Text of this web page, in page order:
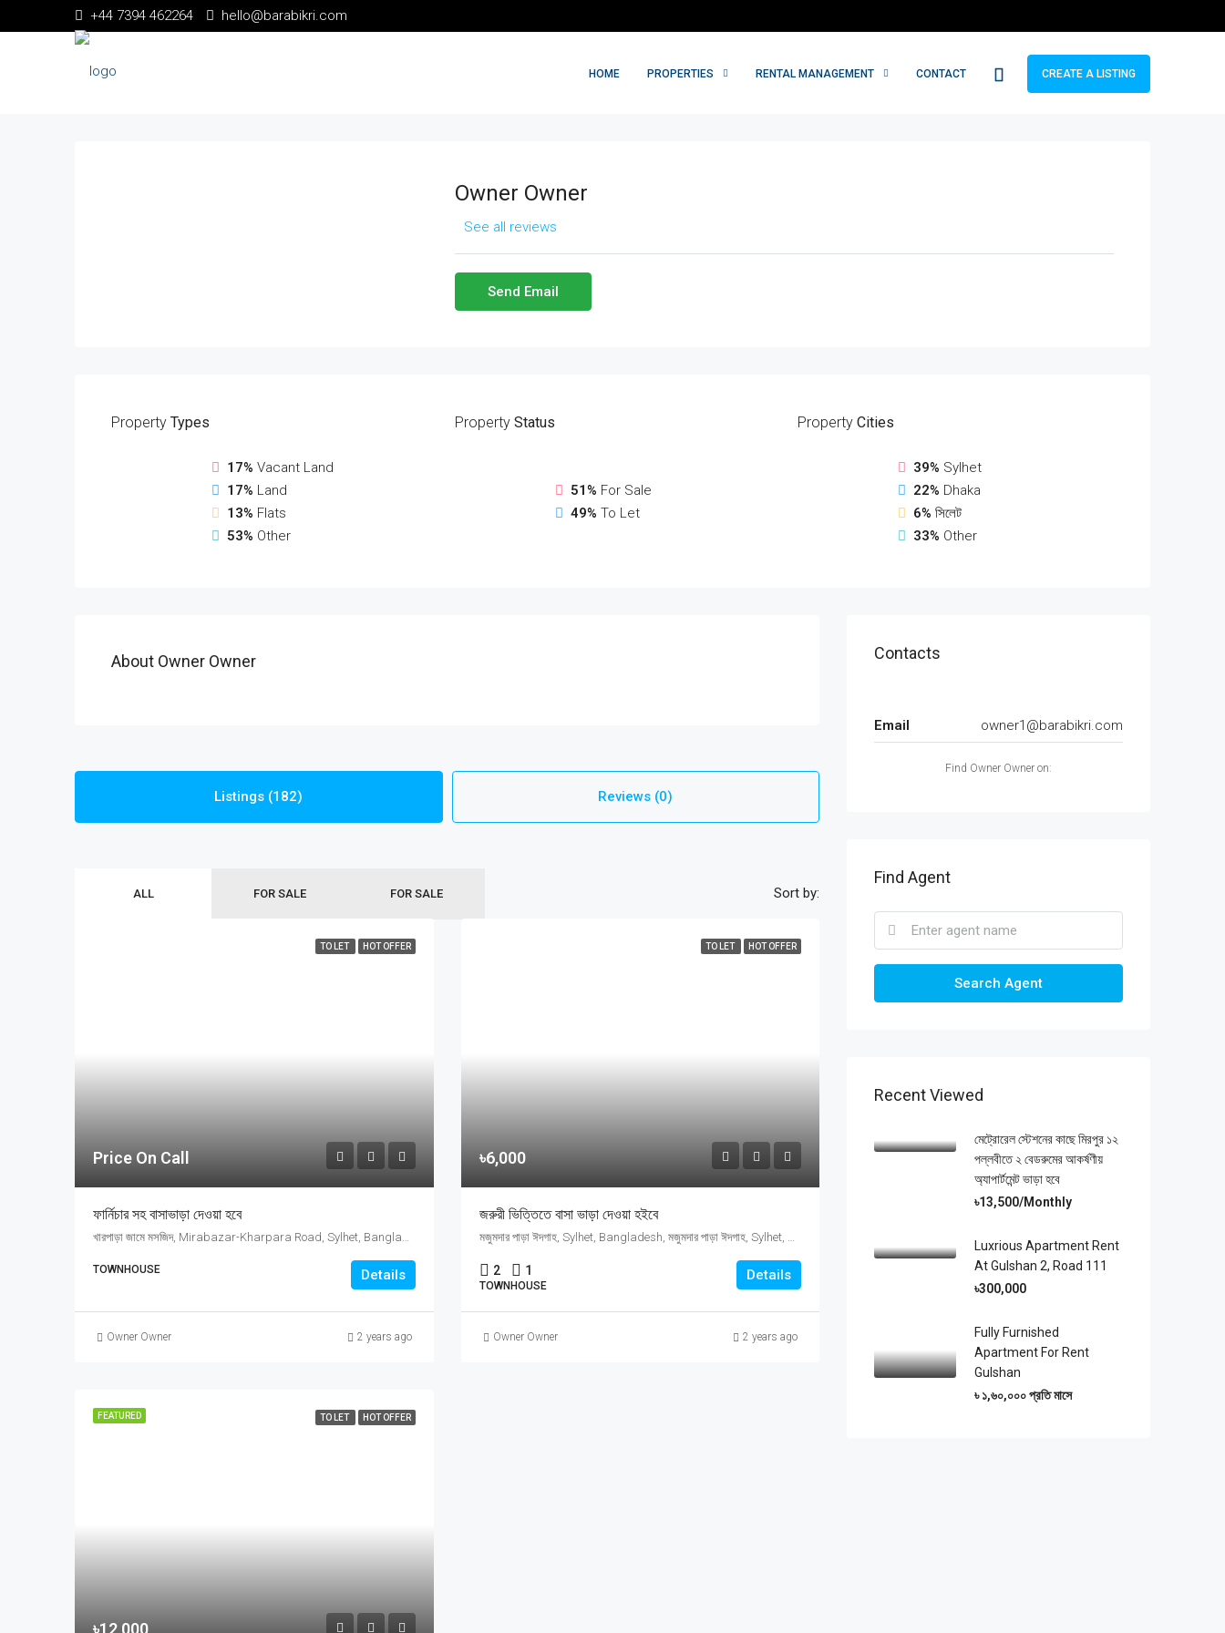
+44 7394 462264 hello@barabikri.com
HOME PROPERTIES RENTAL MANAGEMENT CONTACT CREATE A LISTING
Owner Owner
See all reviews
Send Email
Property Types
17% Vacant Land
17% Land
13% Flats
53% Other
PropertyStatus
51% For Sale
49% To Let
Property Cities
39% Sylhet
22% Dhaka
6% সিলেট
33% Other
About Owner Owner
Listings (182) Reviews (0)
ALL FOR SALE FOR SALE Sort by:
TO LET HOT OFFER
Price On Call
ফার্নিচার সহ বাসাভাড়া দেওয়া হবে
খারপাড়া জামে মসজিদ, Mirabazar-Kharpara Road, Sylhet, Bangladesh, খারপাড়া জামে মসজিদ, Mirabazar-Kharpara Road, Sylhet, Bangladesh, Sylhet, Sylhet Division
TOWNHOUSE Details
Owner Owner 2 years ago
TO LET HOT OFFER
৳6,000
জরুরী ভিত্তিতে বাসা ভাড়া দেওয়া হইবে
মজুমদার পাড়া ঈদগাহ, Sylhet, Bangladesh, মজুমদার পাড়া ঈদগাহ, Sylhet, Bangladesh, Sylhet, Sylhet Division
2 1
TOWNHOUSE
Details
Owner Owner 2 years ago
FEATURED TO LET HOT OFFER
৳12,000
Contacts
Email owner1@barabikri.com
Find Owner Owner on:
Find Agent
Search Agent
Recent Viewed
মেট্রোরেল স্টেশনের কাছে মিরপুর ১২
পল্লবীতে ২ বেডরুমের আকর্ষণীয়
অ্যাপার্টমেন্ট ভাড়া হবে
৳13,500/Monthly
Luxrious Apartment Rent
At Gulshan 2, Road 111
৳300,000
Fully Furnished
Apartment For Rent
Gulshan
৳ ১,৬০,০০০ প্রতি মাসে